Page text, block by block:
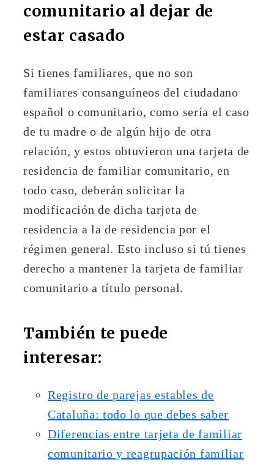
comunitario al dejar de
estar casado
Si tienes familiares, que no son
familiares consanguíneos del ciudadano
español o comunitario, como sería el caso
de tu madre o de algún hijo de otra
relación, y estos obtuvieron una tarjeta de
residencia de familiar comunitario, en
todo caso, deberán solicitar la
modificación de dicha tarjeta de
residencia a la de residencia por el
régimen general. Esto incluso si tú tienes
derecho a mantener la tarjeta de familiar
comunitario a título personal.
También te puede
interesar:
Registro de parejas estables de
Cataluña: todo lo que debes saber
Diferencias entre tarjeta de familiar
comunitario y reagrupación familiar